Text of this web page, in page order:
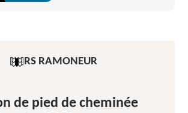
RS RAMONEUR
de pied de cheminée